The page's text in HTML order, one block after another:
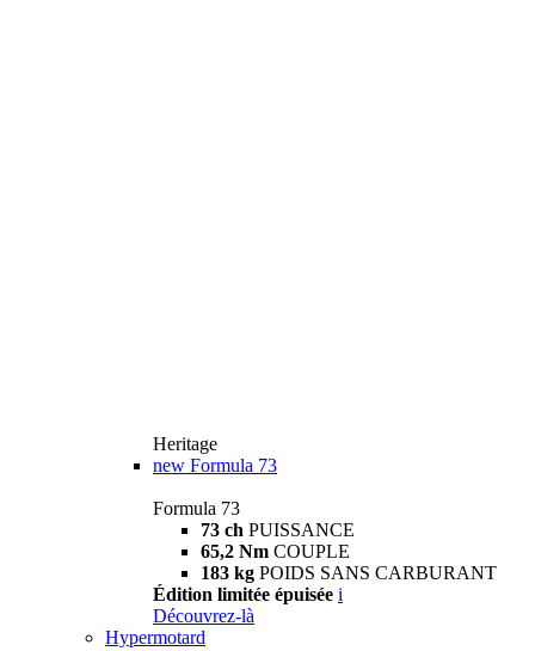
Heritage
new Formula 73
Formula 73
73 ch PUISSANCE
65,2 Nm COUPLE
183 kg POIDS SANS CARBURANT
Édition limitée épuisée i
Découvrez-là
Hypermotard